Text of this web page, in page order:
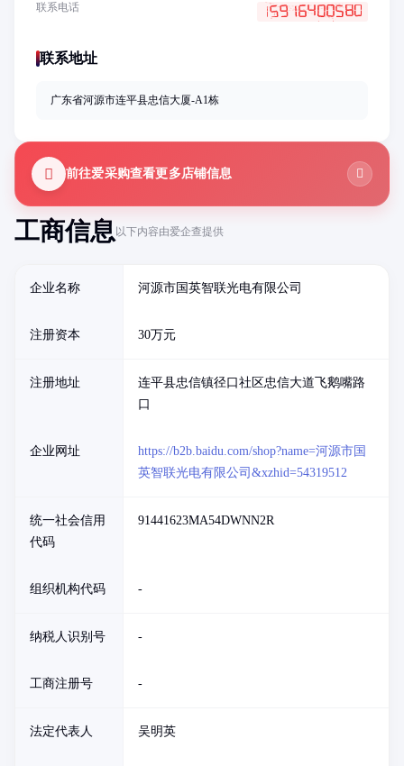
工商信息以下内容由爱企查提供
企业名称 河源市国英智联光电有限公司
注册资本 30万元
注册地址
连平县忠信镇径口社区忠信大道飞鹅嘴路
口
企业网址
https://b2b.baidu.com/shop?name=河源市国
英智联光电有限公司&xzhid=54319512
统一社会信用
代码
91441623MA54DWNN2R
组织机构代码 -
纳税人识别号 -
工商注册号 -
法定代表人 吴明英
联系电话
联系地址
广东省河源市连平县忠信大厦-A1栋
前往爱采购查看更多店铺信息